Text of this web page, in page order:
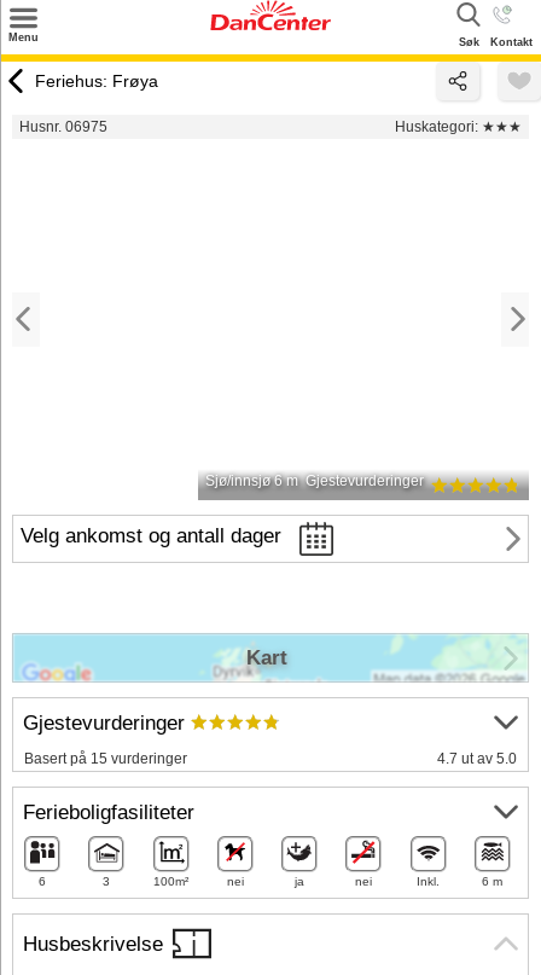
Menu Kontakt
Søk
Tilbud
Feriehus: Frøya
Husnr. 06975 Huskategori: ★★★
Sjø/innsjø 6 m Gjestevurderinger
Velg ankomst og antall dager
Husbeskrivelse
Gjestevurderinger
Basert på 15 vurderinger 4.7 ut av 5.0
Ferieboligfasiliteter
6 3 100m² nei ja nei Inkl. 6 m
Kart